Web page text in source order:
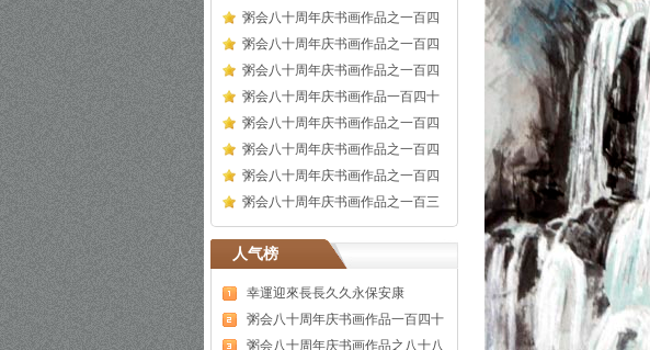
粥会八十周年庆书画作品之一百四
粥会八十周年庆书画作品之一百四
粥会八十周年庆书画作品之一百四
粥会八十周年庆书画作品一百四十
粥会八十周年庆书画作品之一百四
粥会八十周年庆书画作品之一百四
粥会八十周年庆书画作品之一百四
粥会八十周年庆书画作品之一百三
人气榜
幸運迎來長長久久永保安康
粥会八十周年庆书画作品一百四十
粥会八十周年庆书画作品之八十八